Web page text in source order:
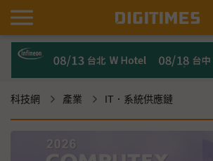
科技網 產業 IT．系統供應鏈